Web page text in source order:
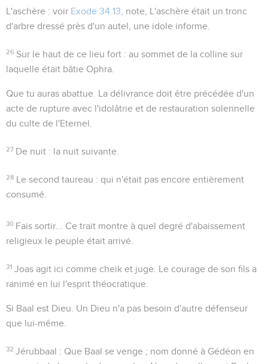
L'aschère : voir Exode 34.13 , note, L'aschère était un tronc
d'arbre dressé près d'un autel, une idole informe.
26 Sur le haut de ce lieu fort : au sommet de la colline sur
laquelle était bâtie Ophra.
Que tu auras abattue . La délivrance doit être précédée d'un
acte de rupture avec l'idolâtrie et de restauration solennelle
du culte de l'Eternel.
27 De nuit : la nuit suivante.
28 Le second taureau : qui n'était pas encore entièrement
consumé.
30 Fais sortir...
Ce trait montre à quel degré d'abaissement
religieux le peuple était arrivé.
31 Joas agit ici comme cheik et juge. Le courage de son fils a
ranimé en lui l'esprit théocratique.
Si Baal est Dieu . Un Dieu n'a pas besoin d'autre défenseur
que lui-même.
32 Jérubbaal : Que Baal se venge ; nom donné à Gédéon en